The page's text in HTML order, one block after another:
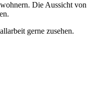
Die Aussicht von
gerne zusehen.